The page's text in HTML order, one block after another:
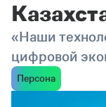
«Наши
цифровой
Персона